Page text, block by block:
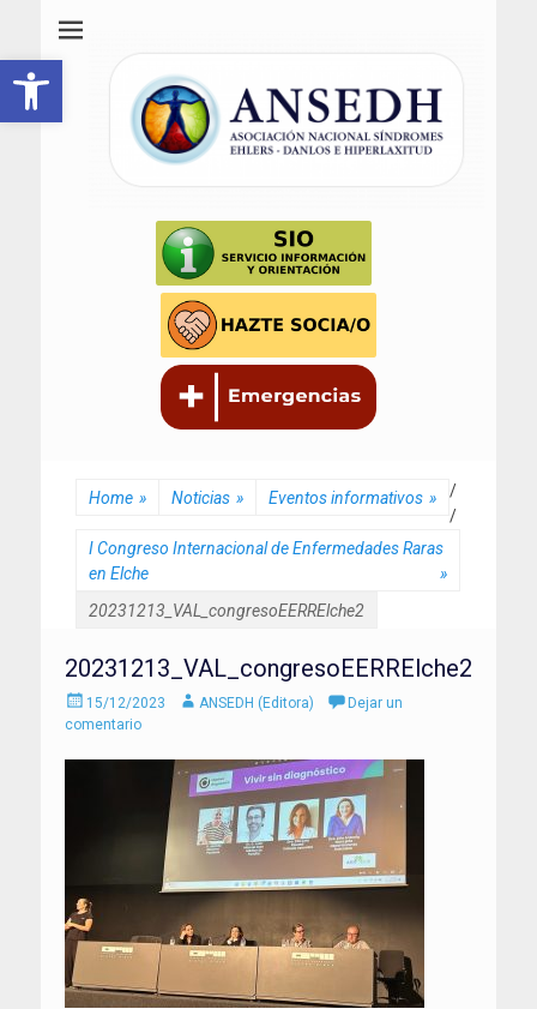
Home » Noticias » /
Eventos informativos »
/
I Congreso Internacional de Enfermedades Raras
en Elche
»
20231213_VAL_congresoEERRElche2
20231213_VAL_congresoEERRElche2
Enviado
el
15/12/2023 AutorANSEDH (Editora)
Dejar un
comentario
Abrir barra de herramientas